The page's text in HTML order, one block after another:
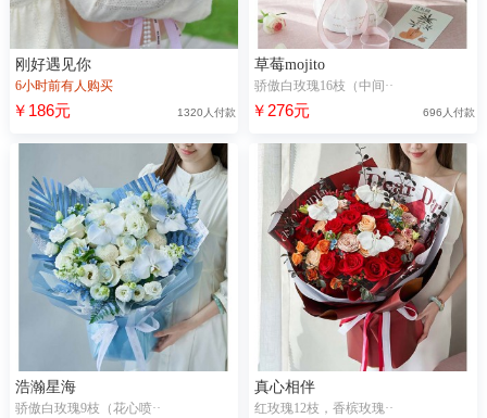
刚好遇见你
6小时前有人购买
￥186元 1320人付款
草莓mojito
骄傲白玫瑰16枝（中间··
￥276元 696人付款
浩瀚星海
骄傲白玫瑰9枝（花心喷··
真心相伴
红玫瑰12枝，香槟玫瑰··